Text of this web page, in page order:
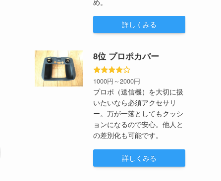
詳しくみる
8位 プロポカバー
1000円～2000円
プロポ（送信機）を大切に扱
いたいなら必須アクセサリ
ー。万が一落としてもクッシ
ョンになるので安心。他人と
の差別化も可能です。
詳しくみる